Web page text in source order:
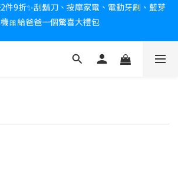
$100購物金✨再享消費回饋無極限
件9折✨刮鬍刀、按摩家電、電動牙刷、藍芽
🎀給爸爸一個驚喜大禮包
登場💙半導體製冷 x 微米級冰霧，一秒開
凍，熱感歸零！
ot